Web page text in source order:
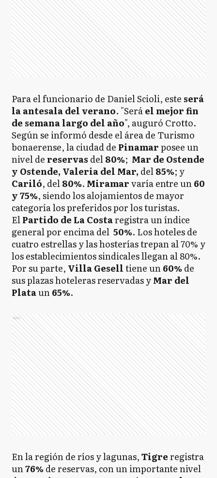
Para el funcionario de Daniel Scioli, este será
la antesala del verano. "Seráel mejor fin
de semana largo del año", auguró Crotto.
Según se informó desde el área de Turismo
bonaerense, la ciudad de Pinamarposee un
nivel de reservas del80%; Mar de Ostende
y Ostende, Valeria del Mar, del85%; y
Cariló, del80%. Miramarvaría entre un60
y 75%, siendo los alojamientos de mayor
categoría los preferidos por los turistas.
ElPartido de La Costaregistra un índice
general por encima del 50%. Los hoteles de
cuatro estrellas y las hosterías trepan al 70% y
los establecimientos sindicales llegan al 80%.
Por su parte, Villa Geselltiene un60%de
sus plazas hoteleras reservadas yMar del
Plataun65%.
Ads
En la región de ríos y lagunas,Tigreregistra
un76%de reservas, con un importante nivel